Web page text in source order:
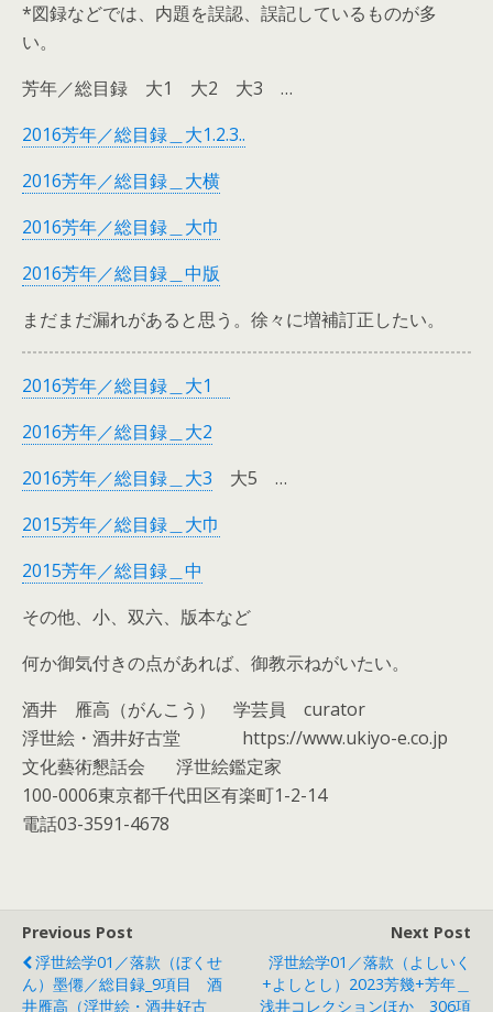
*図録などでは、内題を誤認、誤記しているものが多
い。
芳年／総目録 大1 大2 大3 …
2016芳年／総目録＿大1.2.3..
2016芳年／総目録＿大横
2016芳年／総目録＿大巾
2016芳年／総目録＿中版
まだまだ漏れがあると思う。徐々に増補訂正したい。
2016芳年／総目録＿大1
2016芳年／総目録＿大2
2016芳年／総目録＿大3 大5 …
2015芳年／総目録＿大巾
2015芳年／総目録＿中
その他、小、双六、版本など
何か御気付きの点があれば、御教示ねがいたい。
酒井 雁高（がんこう） 学芸員 curator
浮世絵・酒井好古堂 https://www.ukiyo-e.co.jp
文化藝術懇話会 浮世絵鑑定家
100-0006東京都千代田区有楽町1-2-14
電話03-3591-4678
Previous Post
浮世絵学01／落款（ぼくせ
ん）墨僊／総目録_9項目 酒
井雁高（浮世絵・酒井好古
Next Post
浮世絵学01／落款（よしいく
+よしとし）2023芳幾+芳年＿
浅井コレクションほか＿306項